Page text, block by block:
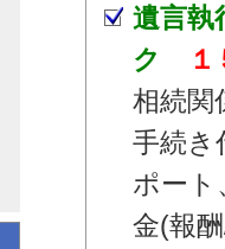
遺言執
ク
相続関
手続き
ポート
金(報